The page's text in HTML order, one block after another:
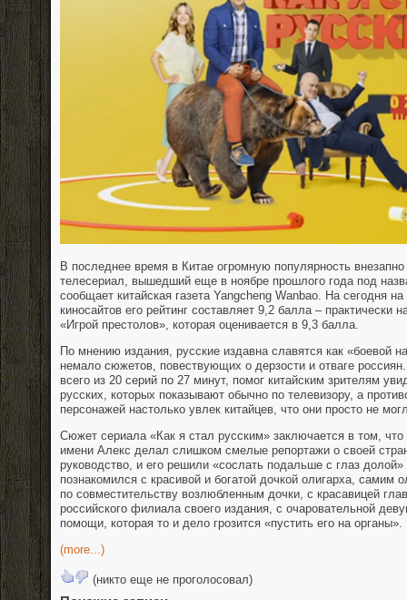
В последнее время в Китае огромную популярность
телесериал, вышедший еще в ноябре прошлого года под
сообщает китайская газета Yangcheng Wanbao. На сегодня
киносайтов его рейтинг составляет 9,2 балла – практически
«Игрой престолов», которая оценивается в 9,3 балла.
По мнению издания, русские издавна славятся как «боевой
немало сюжетов, повествующих о дерзости и отваге
всего из 20 серий по 27 минут, помог китайским зрителям
русских, которых показывают обычно по телевизору, а
персонажей настолько увлек китайцев, что они просто не
Сюжет сериала «Как я стал русским» заключается в том,
имени Алекс делал слишком смелые репортажи о своей
руководство, и его решили «сослать подальше с глаз
познакомился с красивой и богатой дочкой олигарха, самим
по совместительству возлюбленным дочки, с красавицей
российского филиала своего издания, с очаровательной
помощи, которая то и дело грозится «пустить его на органы».
(more...)
(никто еще не проголосовал)